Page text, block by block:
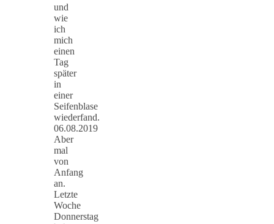
und
wie
ich
mich
einen
Tag
später
in
einer
Seifenblase
wiederfand.
06.08.2019
Aber
mal
von
Anfang
an.
Letzte
Woche
Donnerstag